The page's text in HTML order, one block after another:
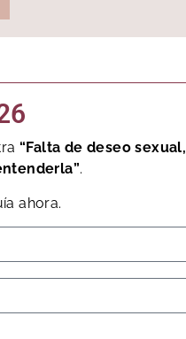
“Falta de deseo sexual,
.
ahora.